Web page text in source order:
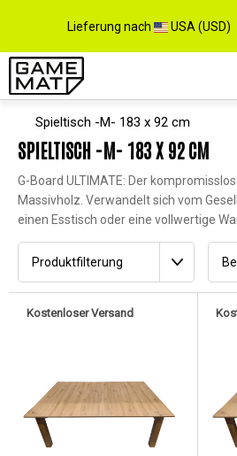
Lieferung nach USA (USD)
Spieltisch -M- 183 x 92 cm
SPIELTISCH -M- 183 X 92 CM
G-Board ULTIMATE: Der
Massivholz. Verwandelt sich vom
einen Esstisch oder eine vollwertige
Produktfilterung
Kostenloser Versand